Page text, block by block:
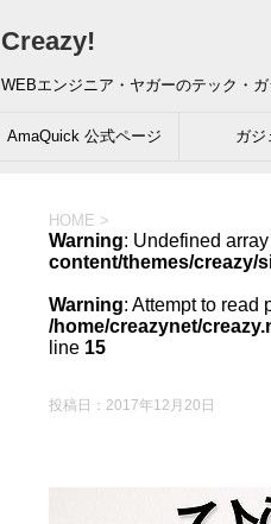
Creazy!
WEBエンジニア・ヤガーのテック・
AmaQuick 公式ページ ガジ
HOME >
Warning: Undefined
content/themes/creazy/
Warning: Attempt to read
/home/creazynet/
line 15
投稿日： 2017年12月20日